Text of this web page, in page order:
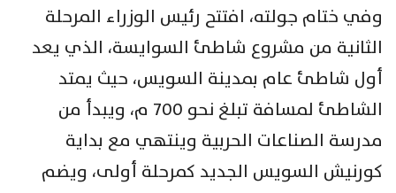
وفي ختام جولته، افتتح رئيس الوزراء المرحلة
الثانية من مشروع شاطئ السوايسة، الذي يعد
أول شاطئ عام بمدينة السويس، حيث يمتد
الشاطئ لمسافة تبلغ نحو 700 م، ويبدأ من
مدرسة الصناعات الحربية وينتهي مع بداية
كورنيش السويس الجديد كمرحلة أولى، ويضم